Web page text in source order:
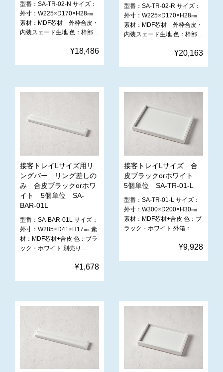
型番：SA-TR-02-N サイズ：
外寸：W225×D170×H28㎜
素材：MDF芯材 外枠合皮・
内装スェード生地 色：枠部…
¥18,486
型番：SA-TR-02-R サイズ：
外寸：W225×D170×H28㎜
素材：MDF芯材 外枠合皮・
内装スェード生地 色：枠部…
¥20,163
接客トレイLサイズ用リ
ングバー リング差しの
み 合皮ブラックorホワ
イト 5個単位 SA-
BAR-01L
型番：SA-BAR-01L サイズ：
外寸：W285×D41×H17㎜ 素
材：MDF芯材+合皮 色：ブラ
ック・ホワイト 別売り…
¥1,678
接客トレイLサイズ 合
皮ブラックorホワイト
5個単位 SA-TR-01-L
型番：SA-TR-01-L サイズ：
外寸：W300×D200×H30㎜
素材：MDF芯材+合皮 色：ブ
ラック・ホワイト 外箱：…
¥9,928